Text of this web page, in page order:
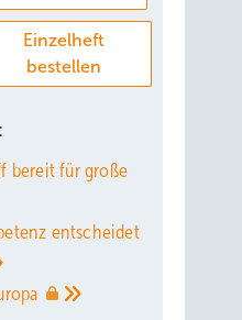
Einzelheft
bestellen
bereit für große
entscheidet